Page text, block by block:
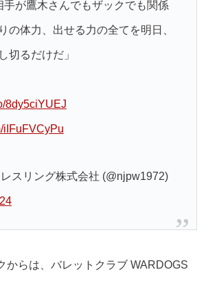
手が鷹木さんでもザックでも関係
の体力、出せる力の全てを明日、
切るだけだ」
8dy5ciYUEJ
iIFuFVCyPu
スリング株式会社 (@njpw1972)
からは、バレットクラブ WARDOGS